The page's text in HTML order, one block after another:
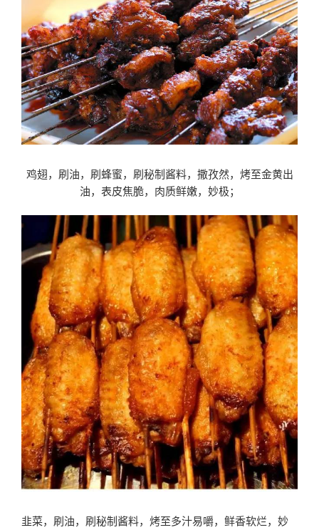
鸡翅，刷油，刷蜂蜜，刷秘制酱料，撒孜然，烤至金黄出
油，表皮焦脆，肉质鲜嫩，妙极；
韭菜，刷油，刷秘制酱料，烤至多汁易嚼，鲜香软烂，妙